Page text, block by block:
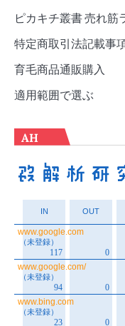
ピカキチ叢書 売れ筋
特定商取引法記載事
育毛商品通販購入
適用範囲で選ぶ
AH